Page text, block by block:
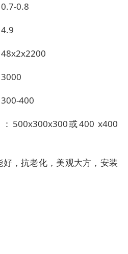
0.8
400
500x300x300或400 x400
，抗老化，美观大方，安装